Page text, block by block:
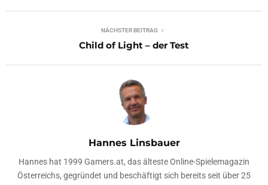
NÄCHSTER BEITRAG
Child of Light – der Test
Hannes Linsbauer
Hannes hat 1999 Gamers.at, das älteste Online-Spielemagazin
Österreichs, gegründet und beschäftigt sich bereits seit über 25